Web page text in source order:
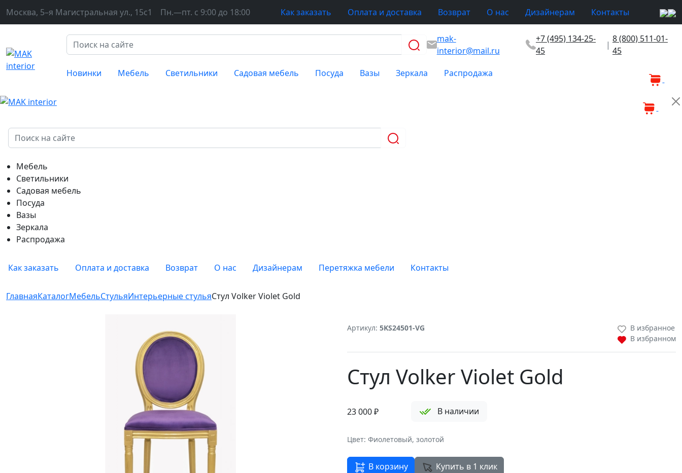
Москва, 5–я Магистральная ул., 15с1 Пн.—пт. с 9:00 до 18:00 Как заказать Оплата и доставка Возврат О нас Дизайнерам Контакты
mak-
interior@mail.ru
+7 (495) 134-25-
45
|
8 (800) 511-01-
45
Новинки
Мебель Светильники Садовая мебель Посуда Вазы Зеркала Распродажа
Мебель
Светильники
Садовая мебель
Посуда
Вазы
Зеркала
Распродажа
Как заказать Оплата и доставка Возврат О нас Дизайнерам Перетяжка мебели Контакты
ГлавнаяКаталогМебельСтульяИнтерьерные стульяСтул Volker Violet Gold
Артикул: 5KS24501-VG
В избранное
В избранном
Стул Volker Violet Gold
23 000₽ В наличии
Цвет: Фиолетовый, золотой
В корзину Купить в 1 клик